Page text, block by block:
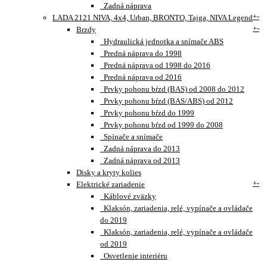
Zadná náprava
LADA 2121 NIVA, 4x4, Urban, BRONTO, Tajga, NIVA Legend+-
Brzdy
+-
Hydraulická jednotka a snímače ABS
Predná náprava do 1998
Predná náprava od 1998 do 2016
Predná náprava od 2016
Prvky pohonu bŕzd (BAS) od 2008 do 2012
Prvky pohonu bŕzd (BAS/ABS) od 2012
Prvky pohonu bŕzd do 1999
Prvky pohonu bŕzd od 1999 do 2008
Spínače a snímače
Zadná náprava do 2013
Zadná náprava od 2013
Disky a kryty kolies
Elektrické zariadenie
+-
Káblové zväzky
Klaksón, zariadenia, relé, vypínače a ovládače
do 2019
Klaksón, zariadenia, relé, vypínače a ovládače
od 2019
Osvetlenie interiéru